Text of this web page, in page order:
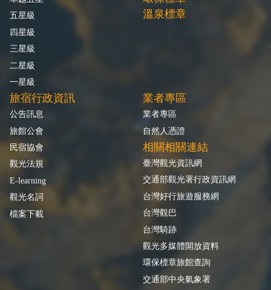
五星級
四星級
三星級
二星級
一星級
溫泉標章
旅宿行政資訊
公告訊息
旅館公會
民宿協會
觀光法規
E-learning
觀光名詞
檔案下載
業者專區
業者專區
自然人憑證
相關相關連結
臺灣觀光資訊網
交通部觀光署行政資訊網
台灣好行旅遊服務網
台灣觀巴
台灣騎跡
觀光多媒體開放資料
環保標章旅館查詢
交通部中央氣象署